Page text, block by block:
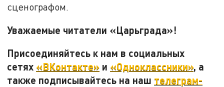
сценографом.
Уважаемые читатели «Царьграда»!
Присоединяйтесь к нам в социальных
сетях «ВКонтакте» и «Одноклассники», а
также подписывайтесь на наш телеграм-